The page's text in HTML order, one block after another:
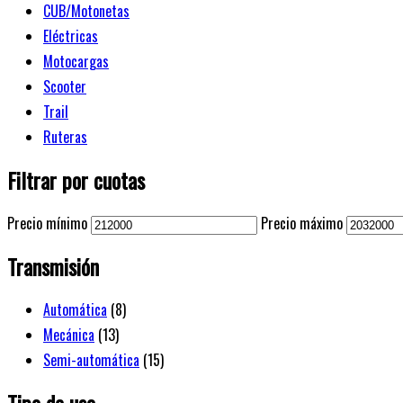
CUB/Motonetas
Eléctricas
Motocargas
Scooter
Trail
Ruteras
Filtrar por cuotas
Precio mínimo Precio máximo
Transmisión
Automática (8)
Mecánica (13)
Semi-automática (15)